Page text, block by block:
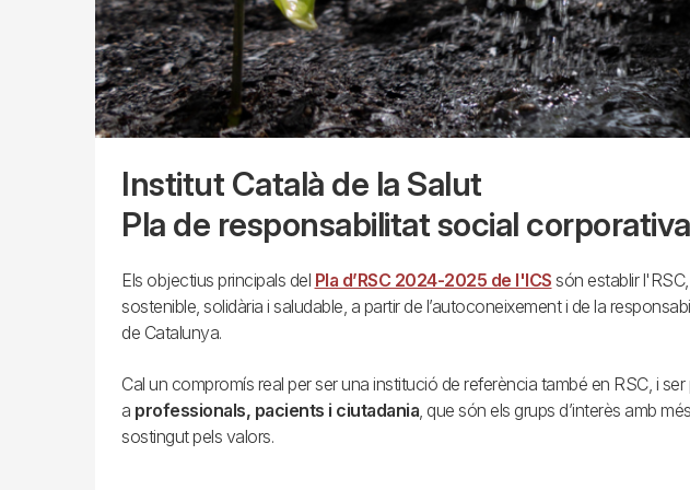
Institut Català de la Salut
Pla de responsabilitat social
Els objectius principals del Pla d’RSC 2024-2025 de l'ICS són establir
sostenible, solidària i saludable, a partir de l’autoconeixement i de la
de Catalunya.
Cal un compromís real per ser una institució de referència també en RSC, i
a professionals, pacients i ciutadania, que són els grups d’interès amb
sostingut pels valors.